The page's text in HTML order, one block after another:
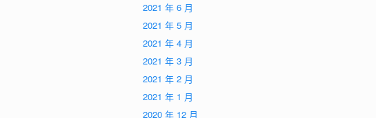
2021 年 6 月
2021 年 5 月
2021 年 4 月
2021 年 3 月
2021 年 2 月
2021 年 1 月
2020 年 12 月